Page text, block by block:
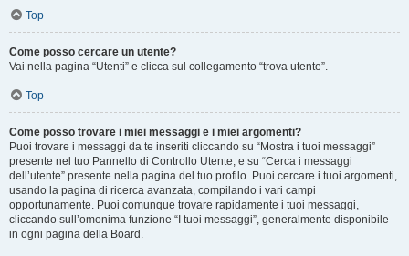
Top
Come posso cercare un utente?
Vai nella pagina “Utenti” e clicca sul collegamento “trova utente”.
Top
Come posso trovare i miei messaggi e i miei argomenti?
Puoi trovare i messaggi da te inseriti cliccando su “Mostra i tuoi messaggi”
presente nel tuo Pannello di Controllo Utente, e su “Cerca i messaggi
dell’utente” presente nella pagina del tuo profilo. Puoi cercare i tuoi argomenti,
usando la pagina di ricerca avanzata, compilando i vari campi
opportunamente. Puoi comunque trovare rapidamente i tuoi messaggi,
cliccando sull’omonima funzione “I tuoi messaggi”, generalmente disponibile
in ogni pagina della Board.